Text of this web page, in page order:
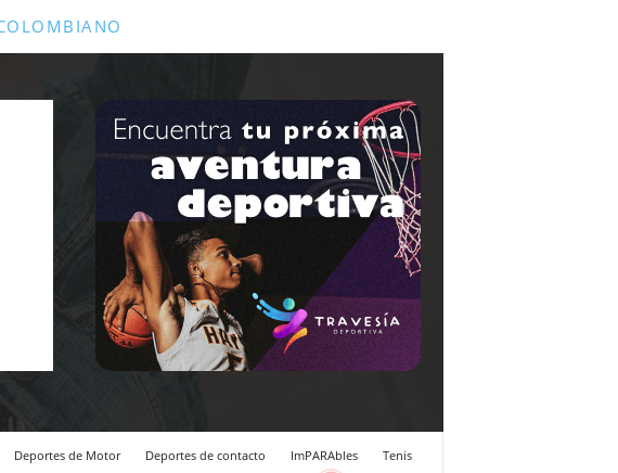
Deportes de Motor Deportes de contacto ImPARAbles Tenis